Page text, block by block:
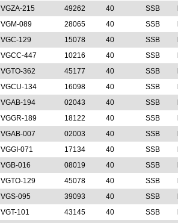
VGZA-215 49262 40 SSB
VGM-089 28065 40 SSB
VGC-129 15078 40 SSB
VGCC-447 10216 40 SSB
VGTO-362 45177 40 SSB
VGCU-134 16098 40 SSB
VGAB-194 02043 40 SSB
VGGR-189 18122 40 SSB
VGAB-007 02003 40 SSB
VGGI-071 17134 40 SSB
VGB-016 08019 40 SSB
VGTO-129 45078 40 SSB
VGS-095 39093 40 SSB
VGT-101 43145 40 SSB